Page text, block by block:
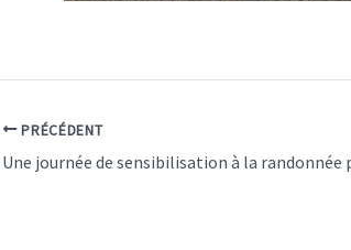
PRÉCÉDENT
Une journée de sensibilisation à la randonnée